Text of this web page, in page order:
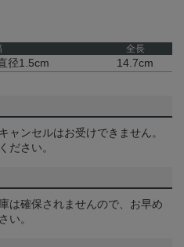
全長
径1.5cm 14.7cm
ャンセルはお受けできません。
ださい。
は確保されませんので、お早め
い。